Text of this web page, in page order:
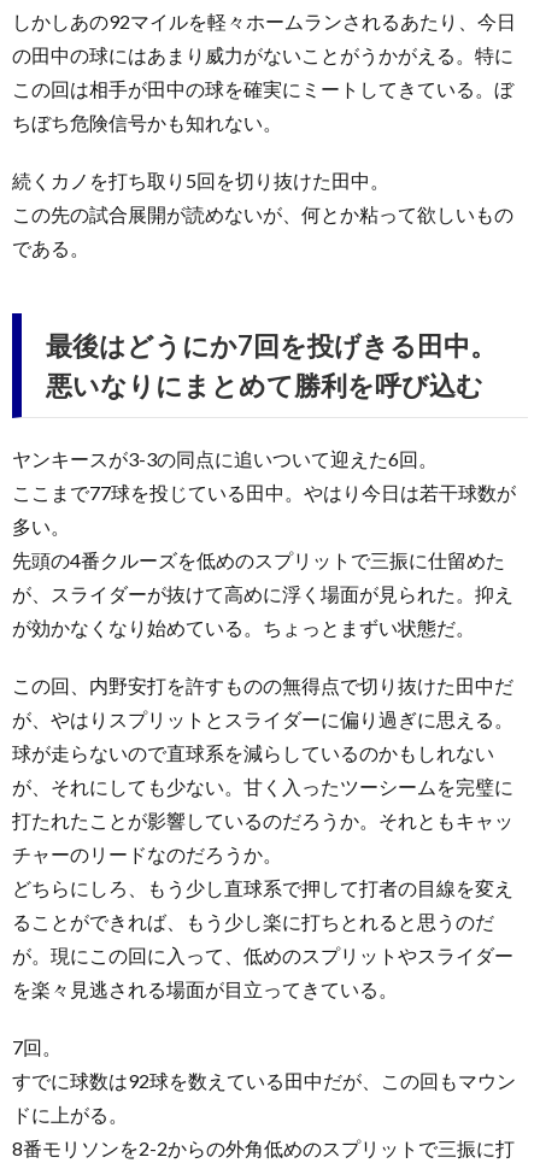
しかしあの92マイルを軽々ホームランされるあたり、今日
の田中の球にはあまり威力がないことがうかがえる。特に
この回は相手が田中の球を確実にミートしてきている。ぼ
ちぼち危険信号かも知れない。
続くカノを打ち取り5回を切り抜けた田中。
この先の試合展開が読めないが、何とか粘って欲しいもの
である。
最後はどうにか7回を投げきる田中。
悪いなりにまとめて勝利を呼び込む
ヤンキースが3-3の同点に追いついて迎えた6回。
ここまで77球を投じている田中。やはり今日は若干球数が
多い。
先頭の4番クルーズを低めのスプリットで三振に仕留めた
が、スライダーが抜けて高めに浮く場面が見られた。抑え
が効かなくなり始めている。ちょっとまずい状態だ。
この回、内野安打を許すものの無得点で切り抜けた田中だ
が、やはりスプリットとスライダーに偏り過ぎに思える。
球が走らないので直球系を減らしているのかもしれない
が、それにしても少ない。甘く入ったツーシームを完璧に
打たれたことが影響しているのだろうか。それともキャッ
チャーのリードなのだろうか。
どちらにしろ、もう少し直球系で押して打者の目線を変え
ることができれば、もう少し楽に打ちとれると思うのだ
が。現にこの回に入って、低めのスプリットやスライダー
を楽々見逃される場面が目立ってきている。
7回。
すでに球数は92球を数えている田中だが、この回もマウン
ドに上がる。
8番モリソンを2-2からの外角低めのスプリットで三振に打